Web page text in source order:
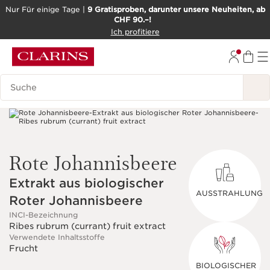
BARRIEREFREIHEITSWERKZEUG
Nur Für einige Tage | 9 Gratisproben, darunter unsere Neuheiten, ab
CHF 90.–!
Ich profitiere
Legende suchen
Rote Johannisbeere
Extrakt aus biologischer
Roter Johannisbeere
INCI-Bezeichnung
Ribes rubrum (currant) fruit extract
Verwendete Inhaltsstoffe
Frucht
AUSSTRAHLUNG
BIOLOGISCHER